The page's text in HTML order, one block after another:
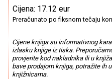
Cijena: 17.12 eur
Preračunato po fiksnom tečaju
Cijene knjiga su informativnog
izlasku knjige iz tiska.
provjerite kod nakladnika ili u
bave prodajom knjiga, potražite ih
knjižnicama.